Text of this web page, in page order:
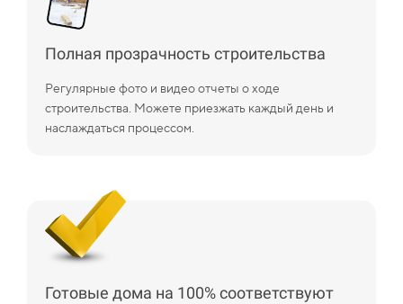
Полная прозрачность строительства
Регулярные фото и видео отчеты о ходе
строительства. Можете приезжать каждый день и
наслаждаться процессом.
Готовые дома на 100% соответствуют